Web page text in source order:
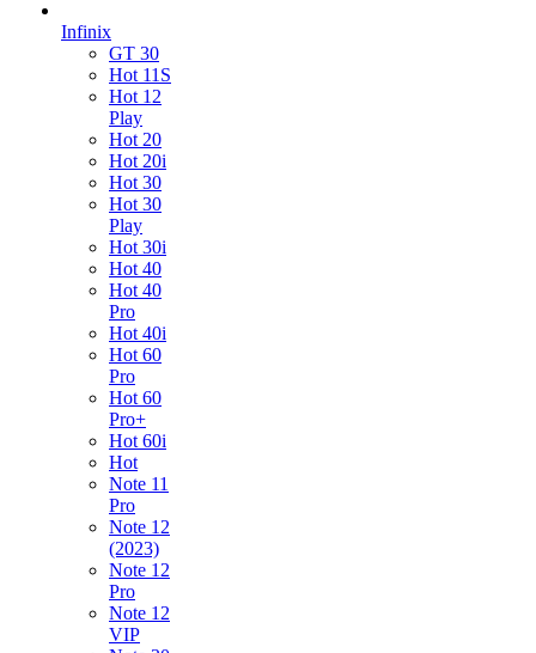
Infinix
GT 30
Hot 11S
Hot 12
Play
Hot 20
Hot 20i
Hot 30
Hot 30
Play
Hot 30i
Hot 40
Hot 40
Pro
Hot 40i
Hot 60
Pro
Hot 60
Pro+
Hot 60i
Hot
Note 11
Pro
Note 12
(2023)
Note 12
Pro
Note 12
VIP